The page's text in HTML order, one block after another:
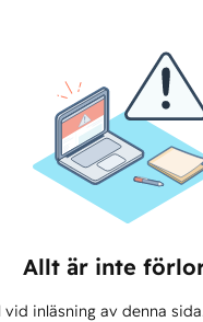
Allt är inte
inläsning av denna